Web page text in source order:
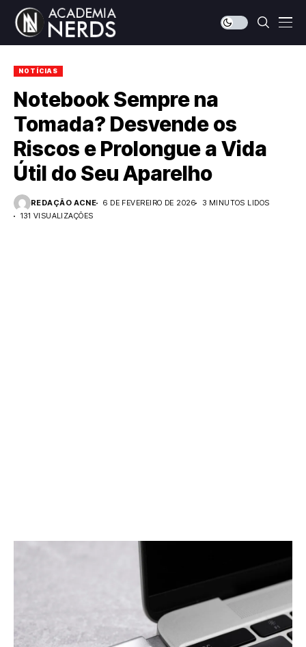
NOTÍCIAS
Notebook Sempre na
Tomada? Desvende os
Riscos e Prolongue a Vida
Útil do Seu Aparelho
REDAÇÃO ACNE 6 DE FEVEREIRO DE 2026
3 MINUTOS LIDOS
131 VISUALIZAÇÕES